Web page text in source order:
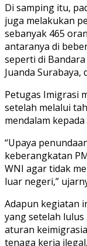
Di samping itu,
juga melakukan
sebanyak 465
antaranya di
seperti di
Juanda
Petugas Imigrasi
setelah melalui
mendalam
“Upaya
keberangkatan
WNI agar tidak
luar negeri,”
Adapun kegiatan
yang setelah
aturan
tenaga kerja